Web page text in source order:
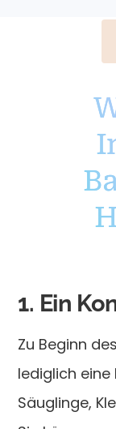
1. Ein
Zu Beginn
lediglich eine
Säuglinge,